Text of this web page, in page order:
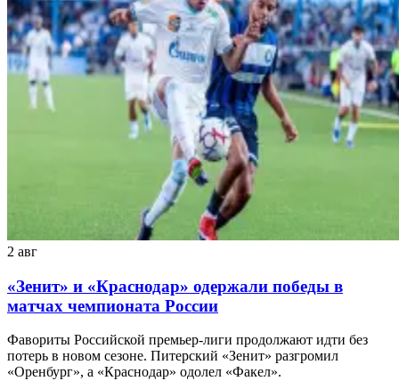
2 авг
«Зенит» и «Краснодар» одержали победы в
матчах чемпионата России
Фавориты Российской премьер-лиги продолжают идти без
потерь в новом сезоне. Питерский «Зенит» разгромил
«Оренбург», а «Краснодар» одолел «Факел».